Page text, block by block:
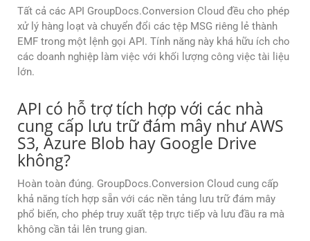
Tất cả các API GroupDocs.Conversion Cloud đều cho phép
xử lý hàng loạt và chuyển đổi các tệp MSG riêng lẻ thành
EMF trong một lệnh gọi API. Tính năng này khá hữu ích cho
các doanh nghiệp làm việc với khối lượng công việc tài liệu
lớn.
API có hỗ trợ tích hợp với các nhà
cung cấp lưu trữ đám mây như AWS
S3, Azure Blob hay Google Drive
không?
Hoàn toàn đúng. GroupDocs.Conversion Cloud cung cấp
khả năng tích hợp sẵn với các nền tảng lưu trữ đám mây
phổ biến, cho phép truy xuất tệp trực tiếp và lưu đầu ra mà
không cần tải lên trung gian.